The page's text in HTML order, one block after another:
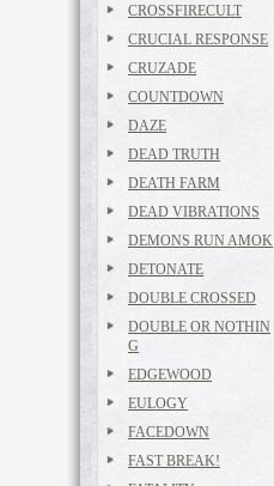
CROSSFIRECULT
CRUCIAL RESPONSE
CRUZADE
COUNTDOWN
DAZE
DEAD TRUTH
DEATH FARM
DEAD VIBRATIONS
DEMONS RUN AMOK
DETONATE
DOUBLE CROSSED
DOUBLE OR NOTHIN
G
EDGEWOOD
EULOGY
FACEDOWN
FAST BREAK!